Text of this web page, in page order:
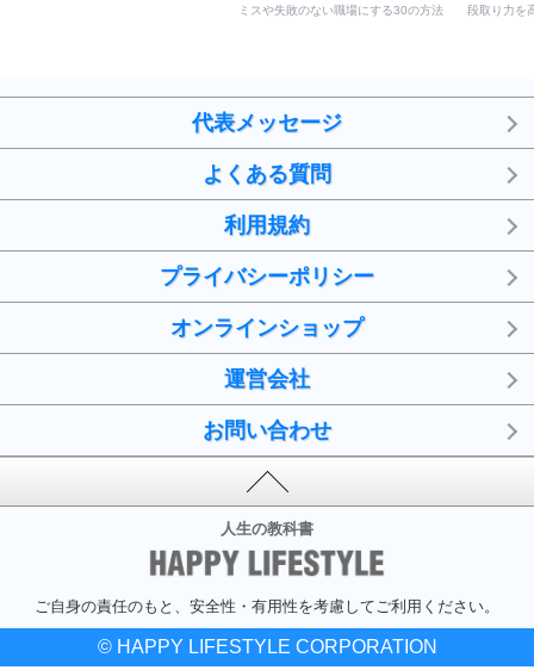
ミスや失敗のない職場にする30の方法 段取り力を
代表メッセージ
よくある質問
利用規約
プライバシーポリシー
オンラインショップ
運営会社
お問い合わせ
人生の教科書
ご自身の責任のもと、安全性・有用性を考慮してご利用ください。
© HAPPY LIFESTYLE CORPORATION